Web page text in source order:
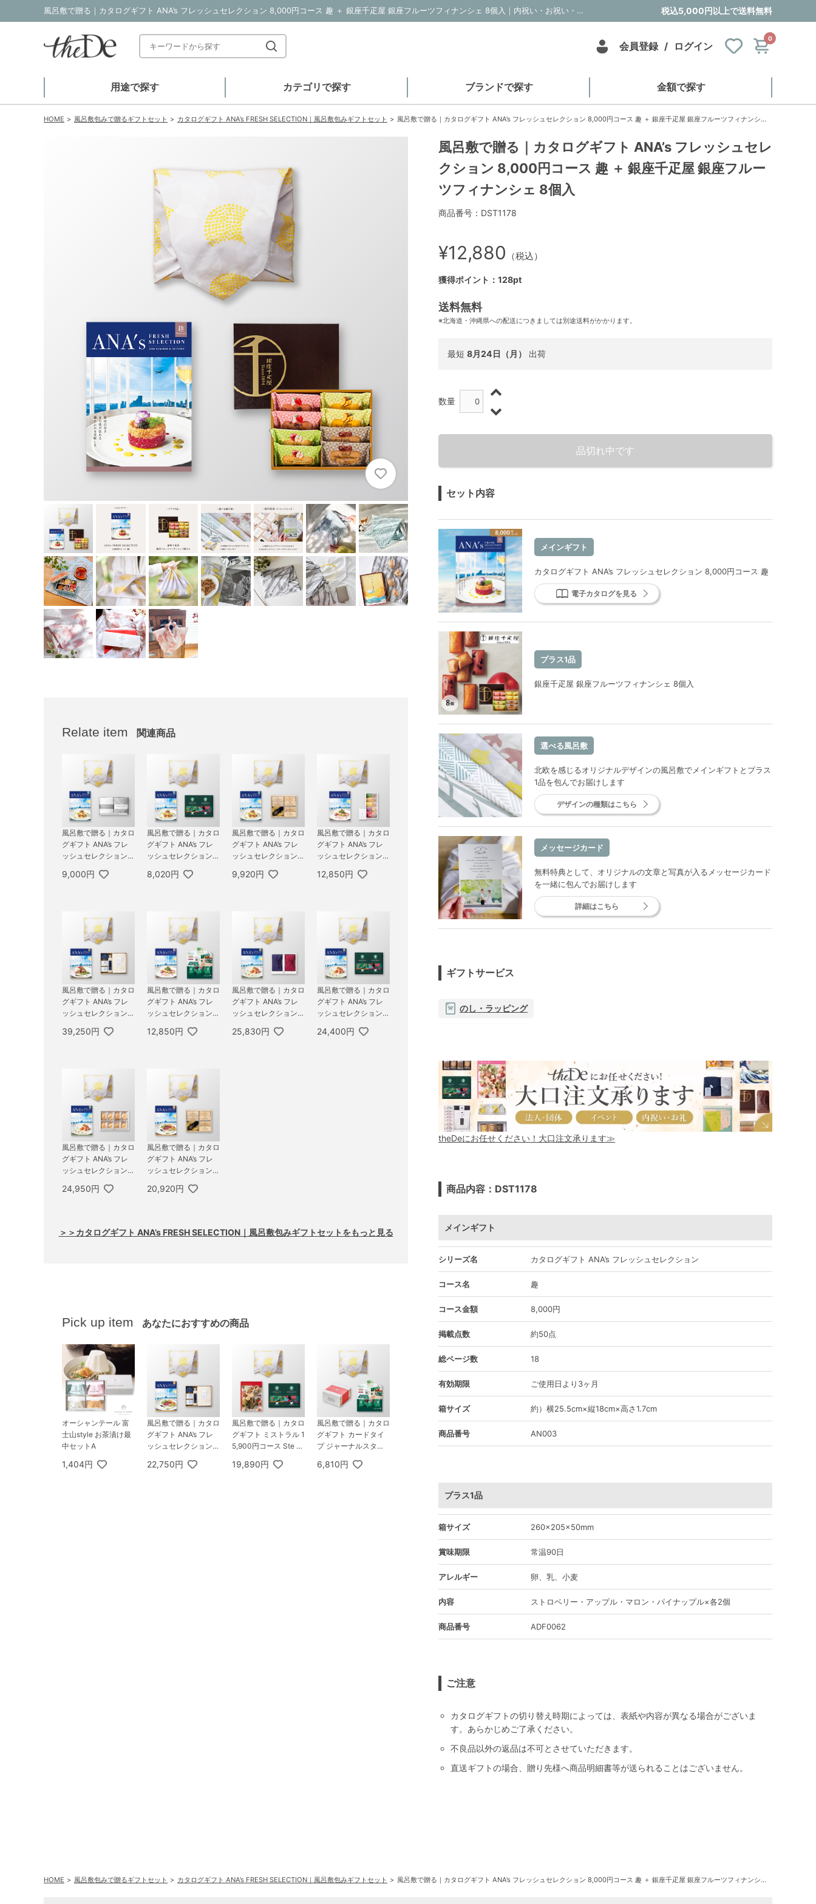
風呂敷で贈る｜カタログギフト ANA’s フレッシュセレクション 8,000円コース 趣 ＋ 銀座千疋屋 銀座フルーツフィナンシェ 8個入｜内祝い・お祝い・ギフト・贈り物の通販サイトtheDe(ザディー) 税込5,000円以上で送料無料
会員登録 / ログイン
0
用途で探す カテゴリで探す ブランドで探す 金額で探す
HOME 風呂敷包みで贈るギフトセット カタログギフト ANA’s FRESH SELECTION｜風呂敷包みギフトセット 風呂敷で贈る｜カタログギフト ANA’s フレッシュセレクション 8,000円コース 趣 ＋ 銀座千疋屋 銀座フルーツフィナンシェ 8個入
Relate item 関連商品
風呂敷で贈る｜カタロ
グギフト ANA’s フレ
ッシュセレクション
PREMIUM フェイスタ
9,000円
風呂敷で贈る｜カタロ
グギフト ANA’s フレ
ッシュセレクション
スターバックス オリ
8,020円
風呂敷で贈る｜カタロ
グギフト ANA’s フレ
ッシュセレクション
KUSU HANDMADE
9,920円
風呂敷で贈る｜カタロ
グギフト ANA’s フレ
ッシュセレクション 1
オーシャンテール 極
12,850円
風呂敷で贈る｜カタロ
グギフト ANA’s フレ
ッシュセレクション 3
KUSU HANDMADE
39,250円
風呂敷で贈る｜カタロ
グギフト ANA’s フレ
ッシュセレクション 1
スターバックス オリ
12,850円
風呂敷で贈る｜カタロ
グギフト ANA’s フレ
ッシュセレクション 2
TSUTSUMI 瑞穂の恵
25,830円
風呂敷で贈る｜カタロ
グギフト ANA’s フレ
ッシュセレクション 2
スターバックス オリ
24,400円
風呂敷で贈る｜カタロ
グギフト ANA’s フレ
ッシュセレクション 2
お茶漬け最中セットD
24,950円
風呂敷で贈る｜カタロ
グギフト ANA’s フレ
ッシュセレクション 1
KUSU HANDMADE
20,920円
＞＞カタログギフト ANA’s FRESH SELECTION｜風呂敷包みギフトセットをもっと見る
Pick up item あなたにおすすめの商品
オーシャンテール 富
士山style お茶漬け最
中セットA
1,404円
風呂敷で贈る｜カタロ
グギフト ANA’s フレ
ッシュセレクション 1
KUSU HANDMADE
22,750円
風呂敷で贈る｜カタロ
グギフト ミストラル 1
5,900円コース Ste M
ス オリガミ パーソナ
19,890円
風呂敷で贈る｜カタロ
グギフト カードタイ
プ ジャーナルスタン
4,000円コース 椿 ＋
6,810円
風呂敷で贈る｜カタログギフト ANA’s フレッシュセレ
クション 8,000円コース 趣 ＋ 銀座千疋屋 銀座フルー
ツフィナンシェ 8個入
商品番号：DST1178
¥12,880 （税込）
獲得ポイント：128pt
送料無料
※北海道・沖縄県への配送につきましては別途送料がかかります。
最短 8月24日（月） 出荷
数量
品切れ中です
セット内容
メインギフト
カタログギフト ANA’s フレッシュセレクション 8,000円コース 趣
電子カタログを見る
プラス1品
銀座千疋屋 銀座フルーツフィナンシェ 8個入
選べる風呂敷
北欧を感じるオリジナルデザインの風呂敷でメインギフトとプラス
1品を包んでお届けします
デザインの種類はこちら
メッセージカード
無料特典として、オリジナルの文章と写真が入るメッセージカード
を一緒に包んでお届けします
詳細はこちら
ギフトサービス
のし・ラッピング
theDeにお任せください！大口注文承ります≫
商品内容：DST1178
メインギフト
シリーズ名 カタログギフト ANA’s フレッシュセレクション
コース名 趣
コース金額 8,000円
掲載点数 約50点
総ページ数 18
有効期限 ご使用日より3ヶ月
箱サイズ 約）横25.5cm×縦18cm×高さ1.7cm
商品番号 AN003
プラス1品
箱サイズ 260×205×50mm
賞味期限 常温90日
アレルギー 卵、乳、小麦
内容 ストロベリー・アップル・マロン・パイナップル×各2個
商品番号 ADF0062
ご注意
カタログギフトの切り替え時期によっては、表紙や内容が異なる場合がございま
す。あらかじめご了承ください。
不良品以外の返品は不可とさせていただきます。
直送ギフトの場合、贈り先様へ商品明細書等が送られることはございません。
HOME 風呂敷包みで贈るギフトセット カタログギフト ANA’s FRESH SELECTION｜風呂敷包みギフトセット 風呂敷で贈る｜カタログギフト ANA’s フレッシュセレクション 8,000円コース 趣 ＋ 銀座千疋屋 銀座フルーツフィナンシェ 8個入